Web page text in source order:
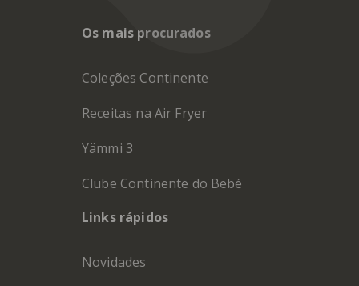
Os mais procurados
Coleções Continente
Receitas na Air Fryer
Yämmi 3
Clube Continente do Bebé
Links rápidos
Novidades